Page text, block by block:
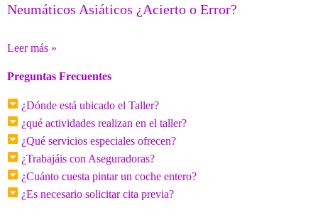
Neumáticos Asiáticos ¿Acierto o Error?
Leer más »
Preguntas Frecuentes
¿Dónde está ubicado el Taller?
¿qué actividades realizan en el taller?
¿Qué servicios especiales ofrecen?
¿Trabajáis con Aseguradoras?
¿Cuánto cuesta pintar un coche entero?
¿Es necesario solicitar cita previa?